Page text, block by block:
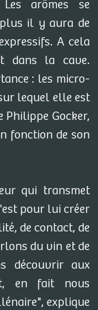
arômes se
il y aura de
A cela
dans la cave.
: les micro-
lequel elle est
Gocker,
fonction de son
qui transmet
pour lui créer
de contact, de
du vin et de
découvrir aux
en fait nous
explique